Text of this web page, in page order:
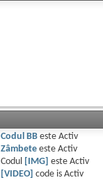
Codul BBeste Activ
Zâmbeteeste Activ
Codul
[IMG] este Activ
[VIDEO] code is Activ